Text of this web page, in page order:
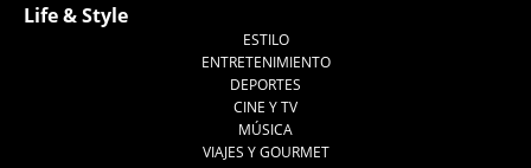
Life & Style
ESTILO
ENTRETENIMIENTO
DEPORTES
CINE Y TV
MÚSICA
VIAJES Y GOURMET